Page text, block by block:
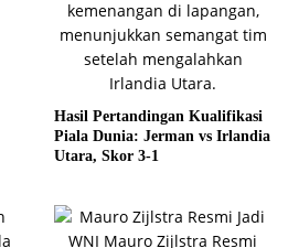
Hasil Pertandingan Kualifikasi
Piala Dunia: Jerman vs Irlandia
Utara, Skor 3-1